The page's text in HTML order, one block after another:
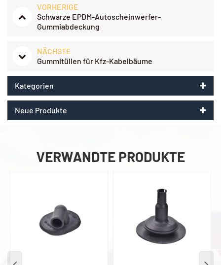
VORHERIGE
Schwarze EPDM-Autoscheinwerfer-
Gummiabdeckung
NÄCHSTE
Gummitüllen für Kfz-Kabelbäume
Kategorien
Neue Produkte
VERWANDTE PRODUKTE